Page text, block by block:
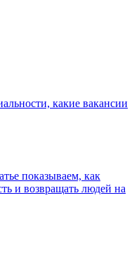
какие вакансии
показываем, как
и возвращать людей на